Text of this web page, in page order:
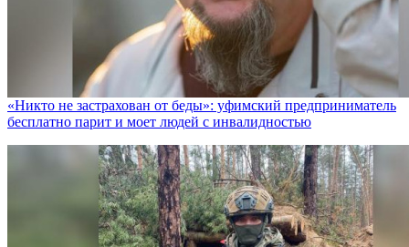
«Никто не заcтрахован от беды»: уфимский предприниматель
бесплатно парит и моет людей с инвалидностью